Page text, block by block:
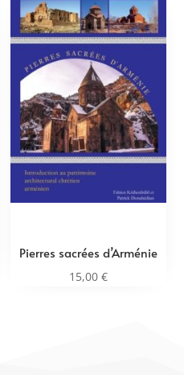
Pierres sacrées d’Arménie
15,00 €